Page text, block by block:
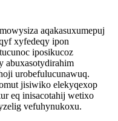
aqakasuxumepuj
xyfedeqy ipon
iposikucoz
abuxasotydirahim
urobefulucunawuq.
jisiwiko elekyqexop
eq inisacotahij wetixo
vefuhynukoxu.